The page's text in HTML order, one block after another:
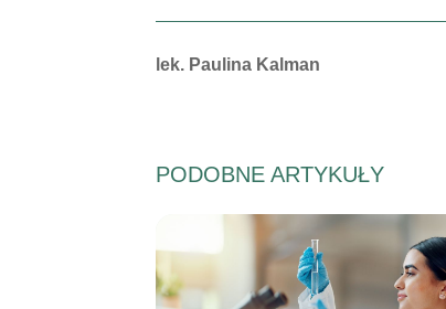
Autorzy:
lek. Paulina Kalman
PODOBNE ARTYKUŁY